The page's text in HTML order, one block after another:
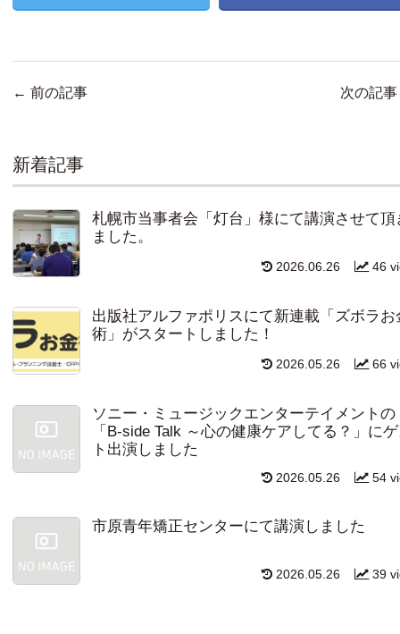
← 前の記事 次の記事
新着記事
札幌市当事者会「灯台」様にて講演させて頂
ました。
46
2026.06.26
出版社アルファポリスにて新連載「ズボラお
術」がスタートしました！
66
2026.05.26
ソニー・ミュージックエンターテイメントの
「B-side Talk ～心の健康ケアしてる？」に
ト出演しました
54
2026.05.26
市原青年矯正センターにて講演しました
39
2026.05.26